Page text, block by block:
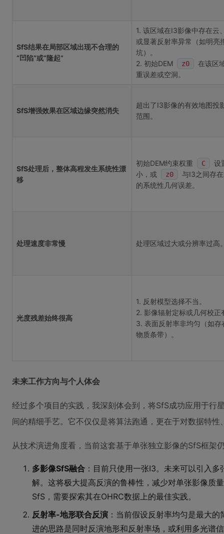
SfS结果在局部区域出现不合理的
“凹陷”或“隆起”
1. 该区域在I3影像中存在云
或显著反射率异常（如明亮
坑）。
2. 初始DEM
z0
在该区
重误差或空洞。
SfS增强效果在区域边缘突然消失
超出了I3影像的有效地图投
范围。
SfS处理后，整体高程发生系统性漂
移
初始DEM约束权重 C
设
小，或
z0
与I3之间存
的系统性几何误差。
处理速度非常慢 处理区域过大或分辨率过高
光度残差始终很高
1. 反射模型选择不当。
2. 影像辐射定标或几何校正
3. 表面反射率非均匀（如存
物质条带）。
未来工作方向与个人体会
经过多个项目的实践，我深刻体会到，将SfS成功应用于行
间的精细手艺。它不仅仅是将算法跑通，更在于对数据特
从技术演进角度看，当前这套基于单张独立影像的SfS框架
多影像SfS融合 ：目前只使用一张I3。未来可以引入
解。这将极大提高反演的鲁棒性，减少对单张影像质
SfS，需要探索其在OHRC数据上的最佳实践。
反射率-地形联合反演 ：当前假设反射率均匀是最大
进的思路是同时反演地形和反射率场，或利用多光谱